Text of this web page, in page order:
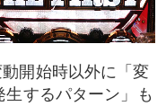
開始時以外に「変
するパターン」も